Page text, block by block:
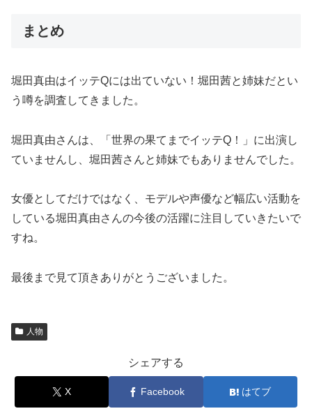
まとめ
堀田真由はイッテQには出ていない！堀田茜と姉妹だとい
う噂を調査してきました。
堀田真由さんは、「世界の果てまでイッテQ！」に出演し
ていませんし、堀田茜さんと姉妹でもありませんでした。
女優としてだけではなく、モデルや声優など幅広い活動を
している堀田真由さんの今後の活躍に注目していきたいで
すね。
最後まで見て頂きありがとうございました。
人物
シェアする
X Facebook はてブ